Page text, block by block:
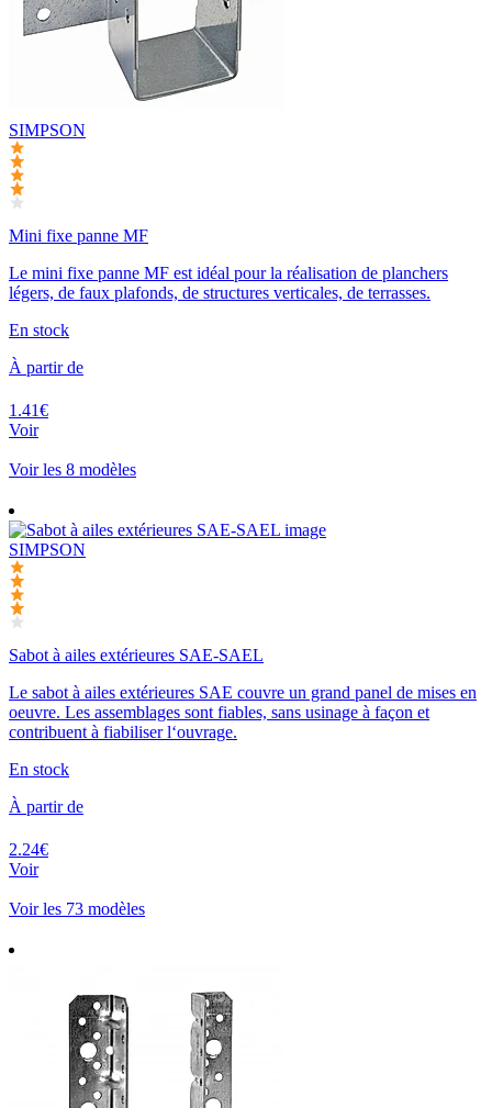
SIMPSON
Mini fixe panne MF
Le mini fixe panne MF est idéal pour la réalisation de planchers
légers, de faux plafonds, de structures verticales, de terrasses.
En stock
À partir de
1.41€
Voir
Voir les 8 modèles
SIMPSON
Sabot à ailes extérieures SAE-SAEL
Le sabot à ailes extérieures SAE couvre un grand panel de mises en
oeuvre. Les assemblages sont fiables, sans usinage à façon et
contribuent à fiabiliser l‘ouvrage.
En stock
À partir de
2.24€
Voir
Voir les 73 modèles